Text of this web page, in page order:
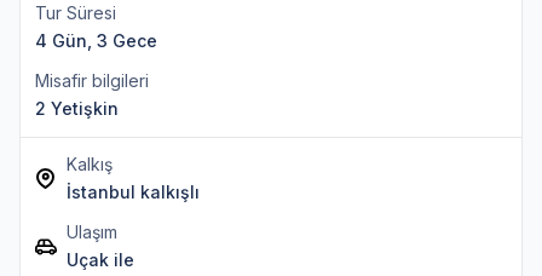
Tur Süresi
4 Gün, 3 Gece
Misafir bilgileri
2 Yetişkin
Kalkış
İstanbul kalkışlı
Ulaşım
Uçak ile